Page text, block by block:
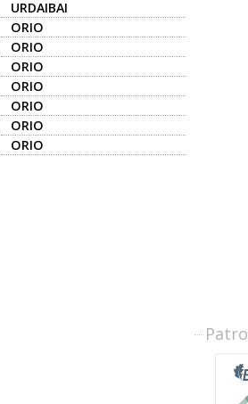
URDAIBAI
ORIO
ORIO
ORIO
ORIO
ORIO
ORIO
ORIO